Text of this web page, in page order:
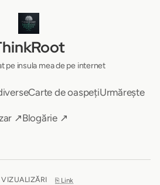
pe insula mea de pe internet
Carte de oaspețiUrmărește
↗Blogărie ↗
⎘ Link